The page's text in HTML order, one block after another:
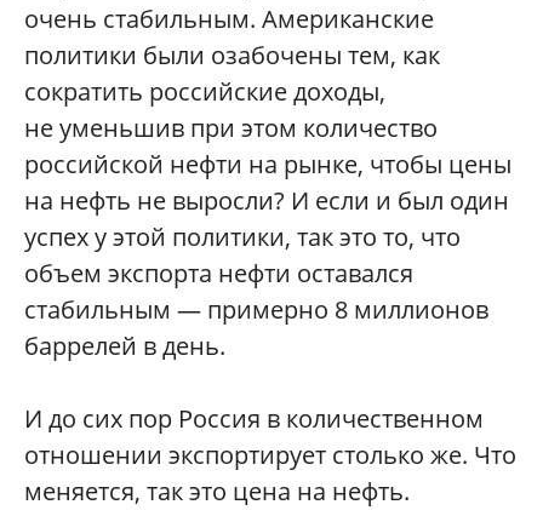
очень стабильным. Американские
политики были озабочены тем, как
сократить российские доходы,
не уменьшив при этом количество
российской нефти на рынке, чтобы цены
на нефть не выросли? И если и был один
успех у этой политики, так это то, что
объем экспорта нефти оставался
стабильным — примерно 8 миллионов
баррелей в день.
И до сих пор Россия в количественном
отношении экспортирует столько же. Что
меняется, так это цена на нефть.